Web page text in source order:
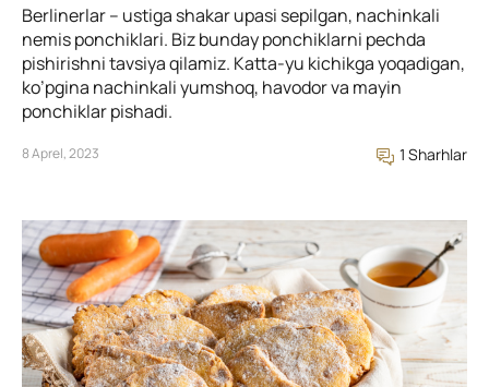
Berlinerlar – ustiga shakar upasi sepilgan, nachinkali
nemis ponchiklari. Biz bunday ponchiklarni pechda
pishirishni tavsiya qilamiz. Katta-yu kichikga yoqadigan,
ko’pgina nachinkali yumshoq, havodor va mayin
ponchiklar pishadi.
8 Aprel, 2023 1 Sharhlar